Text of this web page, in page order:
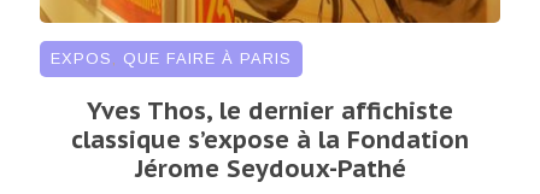
EXPOS QUE FAIRE À PARIS
Yves Thos, le dernier affichiste
classique s’expose à la Fondation
Jérome Seydoux-Pathé